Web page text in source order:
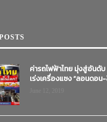
ค่ารถไฟฟ้าไทย มุ่งสู่อันดับ
เร่งเครื่องแซง “ลอนดอน